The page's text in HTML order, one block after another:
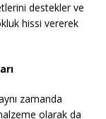
destekler ve
hissi vererek
zamanda
olarak da